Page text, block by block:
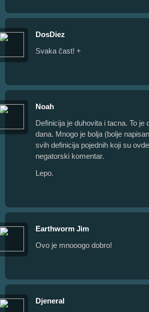
DosDiez
Svaka čast! +
Noah
Definicija je duhovita i tacna. To je
dana. Mnogo je bolja (bolje
svih definicija pojednih koji su
negatorski komentar.
Lepo.
Earthworm Jim
Ovo je mnooogo dobro!
Djeneral